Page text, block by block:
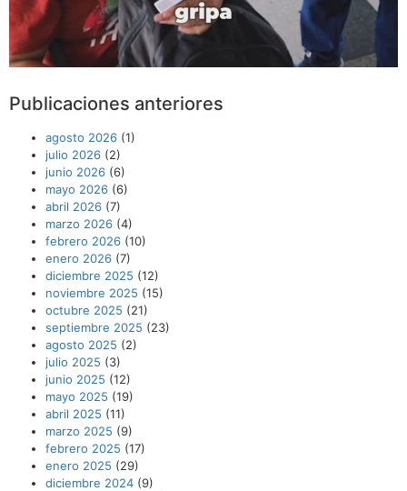
Publicaciones anteriores
agosto 2026 (1)
julio 2026 (2)
junio 2026 (6)
mayo 2026 (6)
abril 2026 (7)
marzo 2026 (4)
febrero 2026 (10)
enero 2026 (7)
diciembre 2025 (12)
noviembre 2025 (15)
octubre 2025 (21)
septiembre 2025 (23)
agosto 2025 (2)
julio 2025 (3)
junio 2025 (12)
mayo 2025 (19)
abril 2025 (11)
marzo 2025 (9)
febrero 2025 (17)
enero 2025 (29)
diciembre 2024 (9)